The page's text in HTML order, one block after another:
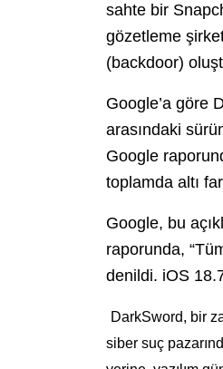
sahte bir
gözetleme
(backdoor)
Google’a göre
arasındaki
Google
toplamda altı
Google, bu
raporunda,
denildi. iOS
DarkSword, bir
siber suç